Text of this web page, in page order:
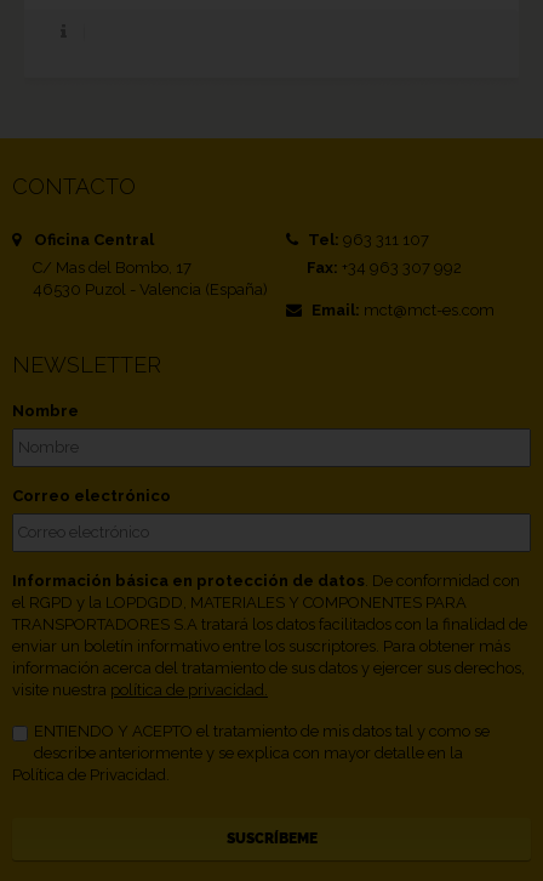
CONTACTO
Oficina Central
C/ Mas del Bombo, 17
46530 Puzol - Valencia (España)
Tel: 963 311 107
Fax: +34 963 307 992
Email: mct@mct-es.com
NEWSLETTER
Nombre
Correo electrónico
Información básica en protección de datos . De conformidad con
el RGPD y la LOPDGDD, MATERIALES Y COMPONENTES PARA
TRANSPORTADORES S.A tratará los datos facilitados con la finalidad de
enviar un boletín informativo entre los suscriptores. Para obtener más
información acerca del tratamiento de sus datos y ejercer sus derechos,
visite nuestra política de privacidad.
ENTIENDO Y ACEPTO el tratamiento de mis datos tal y como se
describe anteriormente y se explica con mayor detalle en la
Política de Privacidad.